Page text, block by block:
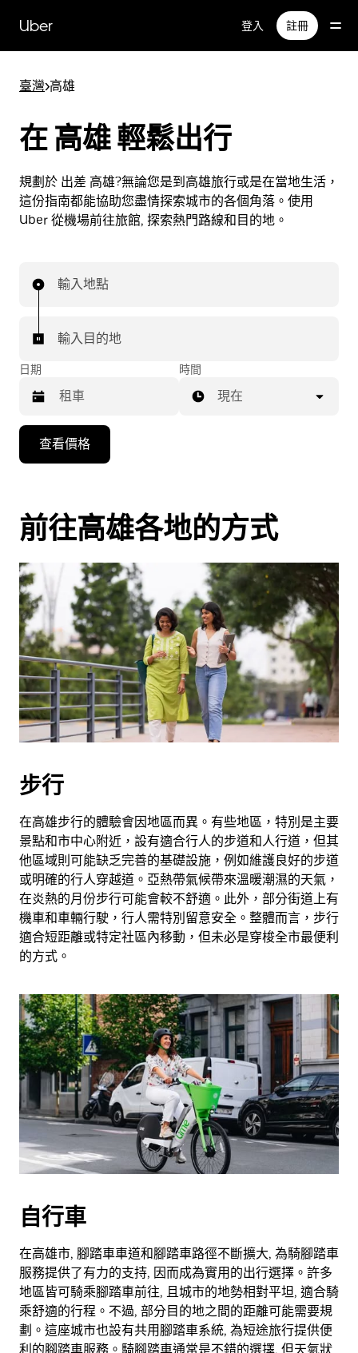
Uber 登入 註冊
臺灣>高雄
在 高雄 輕鬆出行
規劃於 出差 高雄?無論您是到高雄旅行或是在當地生活，
這份指南都能協助您盡情探索城市的各個角落。使用
Uber 從機場前往旅館, 探索熱門路線和目的地。
輸入地點
輸入目的地
日期
向
頭
鍵
可
使
用
行
事
曆
並
選
擇
日
按
開
按
鈕
即
可
關
閉
行
曆。
時間
現在
查看價格
前往高雄各地的方式
步行
在高雄步行的體驗會因地區而異。有些地區，特別是主要
景點和市中心附近，設有適合行人的步道和人行道，但其
他區域則可能缺乏完善的基礎設施，例如維護良好的步道
或明確的行人穿越道。亞熱帶氣候帶來溫暖潮濕的天氣，
在炎熱的月份步行可能會較不舒適。此外，部分街道上有
機車和車輛行駛，行人需特別留意安全。整體而言，步行
適合短距離或特定社區內移動，但未必是穿梭全市最便利
的方式。
自行車
在高雄市, 腳踏車車道和腳踏車路徑不斷擴大, 為騎腳踏車
服務提供了有力的支持, 因而成為實用的出行選擇。許多
地區皆可騎乘腳踏車前往, 且城市的地勢相對平坦, 適合騎
乘舒適的行程。不過, 部分目的地之間的距離可能需要規
劃。這座城市也設有共用腳踏車系統, 為短途旅行提供便
利的腳踏車服務。騎腳踏車通常是不錯的選擇, 但天氣狀